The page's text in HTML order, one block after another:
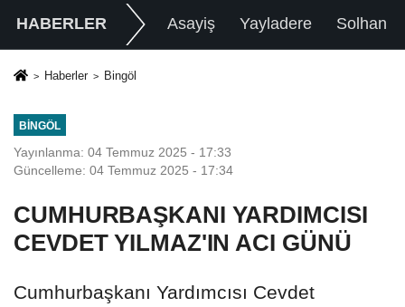
HABERLER Asayiş Yayladere Solhan
Haberler Bingöl
BINGÖL
Yayınlanma: 04 Temmuz 2025 - 17:33
Güncelleme: 04 Temmuz 2025 - 17:34
CUMHURBAŞKANI YARDIMCISI
CEVDET YILMAZ'IN ACI GÜNÜ
Cumhurbaşkanı Yardımcısı Cevdet